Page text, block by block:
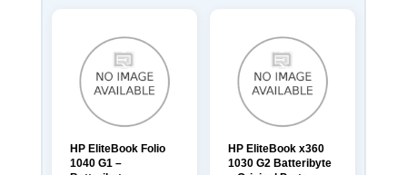
HP EliteBook Folio
1040 G1 –
HP EliteBook x360
1030 G2 Batteribyte